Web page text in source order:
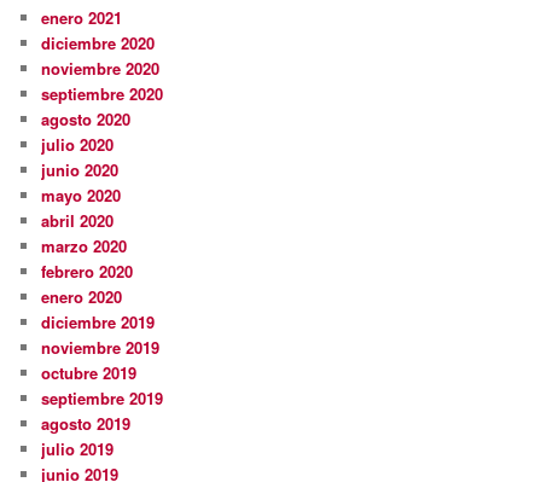
enero 2021
diciembre 2020
noviembre 2020
septiembre 2020
agosto 2020
julio 2020
junio 2020
mayo 2020
abril 2020
marzo 2020
febrero 2020
enero 2020
diciembre 2019
noviembre 2019
octubre 2019
septiembre 2019
agosto 2019
julio 2019
junio 2019